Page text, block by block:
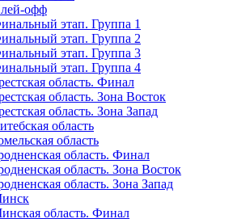
офф
этап. Группа 1
этап. Группа 2
этап. Группа 3
этап. Группа 4
область. Финал
область. Зона Восток
область. Зона Запад
область
область
область. Финал
область. Зона Восток
область. Зона Запад
область. Финал